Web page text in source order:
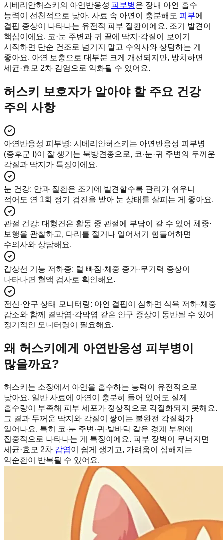
시베리안허스키의 아연반응성 피부병은 장내 아연 흡수
능력이 선천적으로 낮아, 사료 속 아연이 충분해도 피부에
결핍 증상이 나타나는 유전적 피부 질환이에요. 조기 발견이
핵심이에요. 코·눈 주변과 귀 끝에 딱지·각질이 보이기
시작하면 단순 건조로 넘기지 말고 수의사와 상담하는 게
좋아요. 아연 보충으로 대부분 크게 개선되지만, 방치하면
세균·효모 2차 감염으로 악화될 수 있어요.
허스키 보호자가 알아야 할 주요 건강
주의 사항
아연반응성 피부병: 시베리안허스키는 아연반응성 피부병
(증후군 I)이 잘 생기는 북방견종으로, 코·눈·귀 주변의 두꺼운
각질과 딱지가 특징이에요.
눈 건강: 안과 질환은 조기에 발견할수록 관리가 쉬우니
적어도 연 1회 정기 검진을 받아 눈 상태를 살피는 게 좋아요.
관절 건강: 대형견은 활동 중 관절에 부담이 갈 수 있어 체중·
보행을 관찰하고, 다리를 절거나 일어서기 힘들어하면
수의사와 상담해요.
갑상선 기능 저하증: 털 빠짐·체중 증가·무기력 증상이
나타나면 혈액 검사로 확인해요.
전신·안구 상태 모니터링: 아연 결핍이 심하면 식욕 저하·체중
감소와 함께 결막염·각막염 같은 안구 증상이 동반될 수 있어
정기적인 모니터링이 필요해요.
왜 허스키에게 아연반응성 피부병이
많을까요?
허스키는 소장에서 아연을 흡수하는 능력이 유전적으로
낮아요. 일반 사료에 아연이 충분히 들어 있어도 실제
흡수량이 부족해 피부 세포가 정상적으로 각질화되지 못해요.
그 결과 두꺼운 딱지와 각질이 쌓이는 불완전 각질화가
일어나요. 특히 코·눈 주변·귀·발바닥 같은 경계 부위에
집중적으로 나타나는 게 특징이에요. 피부 장벽이 무너지면
세균·효모 2차 감염이 쉽게 생기고, 가려움이 심해지는
악순환이 반복될 수 있어요.